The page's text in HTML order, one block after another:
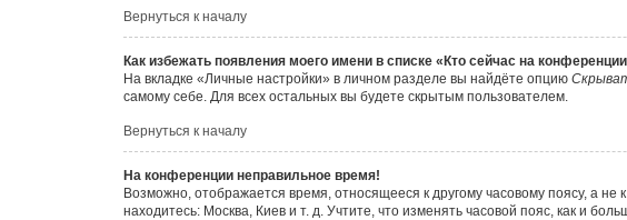
Вернуться к началу
Как избежать появления моего имени в списке «Кто сейчас на
На вкладке «Личные настройки» в личном разделе вы найдёте опцию
самому себе. Для всех остальных вы будете скрытым пользователем.
Вернуться к началу
На конференции неправильное время!
Возможно, отображается время, относящееся к другому часовому поясу, а не
находитесь: Москва, Киев и т. д. Учтите, что изменять часовой пояс, как и